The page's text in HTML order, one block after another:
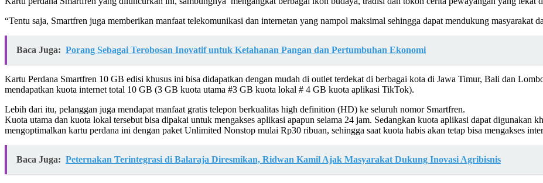
“Tentu saja, Smartfren juga memberikan manfaat telekomunikasi dan internetan yang nampol maksimal sehingga dapat mendukung masyarakat
Baca Juga: Porang Sebagai Terobosan Inovatif untuk Ketahanan Pangan dan Pertumbuhan Ekonomi
Kartu Perdana Smartfren 10 GB edisi khusus ini bisa didapatkan dengan mudah di outlet terdekat di berbagai kota di Jawa Timur, Bali dan
mendapatkan kuota internet total 10 GB (3 GB kuota utama #3 GB kuota lokal # 4 GB kuota aplikasi TikTok).
Lebih dari itu, pelanggan juga mendapat manfaat gratis telepon berkualitas high definition (HD) ke seluruh nomor Smartfren.
Kuota utama dan kuota lokal tersebut bisa dipakai untuk mengakses aplikasi apapun selama 24 jam. Sedangkan kuota aplikasi dapat digunakan
mengoptimalkan kartu perdana ini dengan paket Unlimited Nonstop mulai Rp30 ribuan, sehingga saat kuota habis akan tetap bisa mengakses
Baca Juga: Peternakan Terintegrasi di Balaraja Diresmikan, Ridwan Kamil Ajak Masyarakat Dukung Inovasi Agribisnis